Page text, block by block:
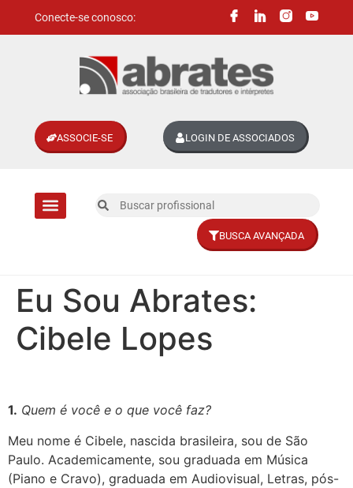
Conecte-se conosco:
ASSOCIE-SE LOGIN DE ASSOCIADOS
BUSCA AVANÇADA
Eu Sou Abrates:
Cibele Lopes
1. Quem é você e o que você faz?
Meu nome é Cibele, nascida brasileira, sou de São
Paulo. Academicamente, sou graduada em Música
(Piano e Cravo), graduada em Audiovisual, Letras, pós-